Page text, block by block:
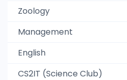
Zoology
Management
English
CS2IT (Science Club)